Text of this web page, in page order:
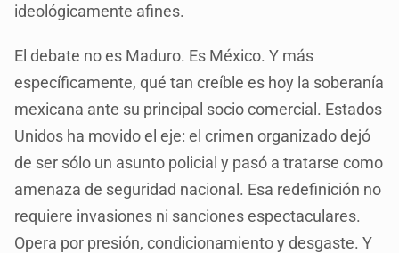
ideológicamente afines.
El debate no es Maduro. Es México. Y más
específicamente, qué tan creíble es hoy la soberanía
mexicana ante su principal socio comercial. Estados
Unidos ha movido el eje: el crimen organizado dejó
de ser sólo un asunto policial y pasó a tratarse como
amenaza de seguridad nacional. Esa redefinición no
requiere invasiones ni sanciones espectaculares.
Opera por presión, condicionamiento y desgaste. Y